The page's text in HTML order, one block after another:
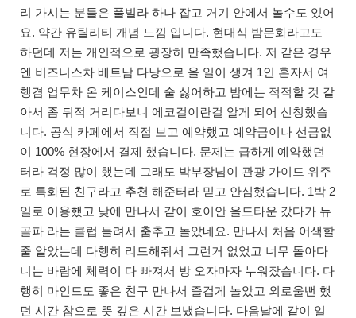
리 가시는 분들은 풀빌라 하나 잡고 거기 안에서 놀수도 있어
요. 약간 유틸리티 개념 느낌 입니다. 현대식 밤문화라고도
하던데 저는 개인적으로 굉장히 만족했습니다. 저 같은 경우
엔 비즈니스차 베트남 다낭으로 올 일이 생겨 1인 혼자서 여
행겸 업무차 온 케이스인데 술 싫어하고 밤에는 적적할 것 같
아서 좀 뒤적 거리다보니 에코걸이란걸 알게 되어 신청했습
니다. 공식 카페에서 직접 보고 예약했고 예약금이나 선금없
이 100% 현장에서 결제 했습니다. 문제는 급하게 예약했던
터라 걱정 많이 했는데 그래도 박부장님이 관광 가이드 위주
로 특화된 친구라고 추천 해준터라 믿고 안심했습니다. 1박 2
일로 이용했고 낮에 만나서 같이 호이안 올드타운 갔다가 뉴
골파 라는 클럽 들려서 춤추고 놀았네요. 만나서 처음 어색할
줄 알았는데 다행히 리드해줘서 그런거 없었고 너무 돌아다
니는 바람에 체력이 다 빠져서 방 오자마자 누워잤습니다. 다
행히 마인드도 좋은 친구 만나서 즐겁게 놀았고 외로울뻔 했
던 시간 참으로 뜻 깊은 시간 보냈습니다. 다음날에 같이 일